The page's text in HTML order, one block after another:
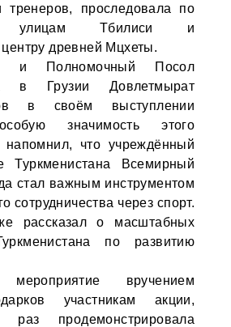
тренеров, проследовала по
улицам Тбилиси и
центру древней Мцхеты.
и Полномочный Посол
в Грузии Довлетмырат
в своём выступлении
значимость этого
напомнил, что учреждённый
Туркменистана Всемирный
стал важным инструментом
сотрудничества через спорт.
рассказал о масштабных
по развитию
мероприятие вручением
участникам акции,
продемонстрировала